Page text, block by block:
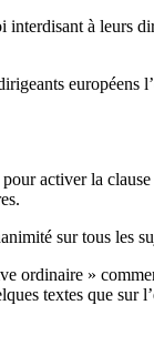
à leurs
européens
activer la
sur tous les
ordinaire »
textes que sur